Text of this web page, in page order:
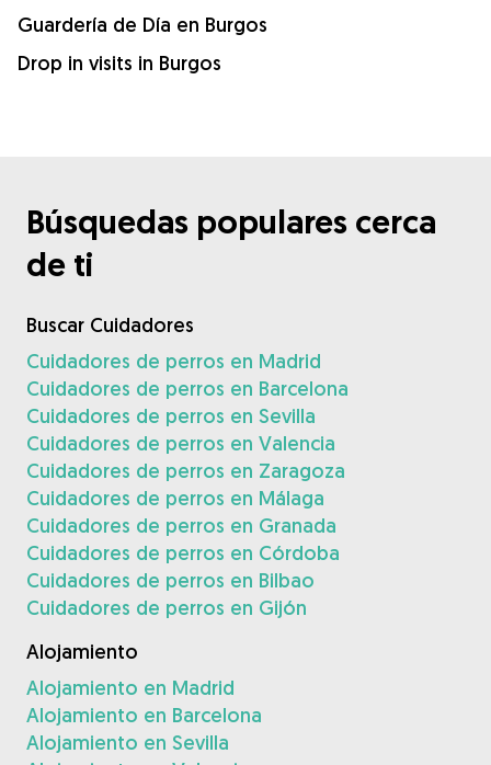
Guardería de Día en Burgos
Drop in visits in Burgos
Búsquedas populares cerca
de ti
Buscar Cuidadores
Cuidadores de perros en Madrid
Cuidadores de perros en Barcelona
Cuidadores de perros en Sevilla
Cuidadores de perros en Valencia
Cuidadores de perros en Zaragoza
Cuidadores de perros en Málaga
Cuidadores de perros en Granada
Cuidadores de perros en Córdoba
Cuidadores de perros en Bilbao
Cuidadores de perros en Gijón
Alojamiento
Alojamiento en Madrid
Alojamiento en Barcelona
Alojamiento en Sevilla